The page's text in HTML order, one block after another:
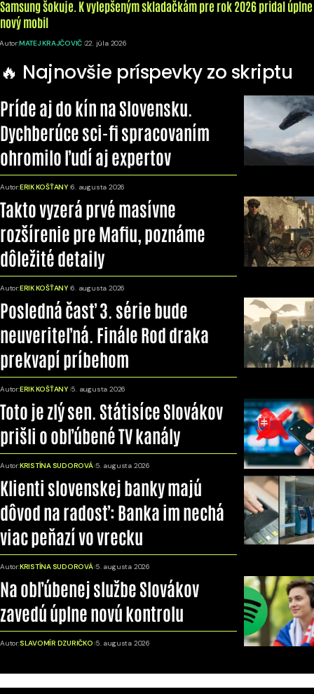
Samsung šokuje. K vylepšeným skladačkám pre rok 2026 pridal úplne
nový mobil
Autor:MATEJ KRAJČOVIČ 22. júla 2026
🔥 Najnovšie príspevky zo skriptu
Príde aj do kín na Slovensku.
Dychberúce sci-fi spracovaním
ohromilo ľudí aj expertov
Autor:ERIK KOŠŤANY 6. augusta 2026
Takto vyzerá prvé masívne
rozšírenie pre Mafiu, poznáme
dôležité detaily
Autor:ERIK KOŠŤANY 6. augusta 2026
Posledná časť 3. série bude
neuveriteľná. Finále Rod draka
prekvapí príbehom
Autor:ERIK KOŠŤANY 5. augusta 2026
Toto je zlý sen. Státisíce Slovákov
prišli o obľúbené TV kanály
Autor:KRISTÍNA SUDOROVÁ 5. augusta 2026
Klienti slovenskej banky majú
dôvod na radosť: Banka im nechá
viac peňazí vo vrecku
Autor:KRISTÍNA SUDOROVÁ 5. augusta 2026
Na obľúbenej službe Slovákov
zavedú úplne novú kontrolu
Autor:SLAVOMÍR DZURIČKO 5. augusta 2026